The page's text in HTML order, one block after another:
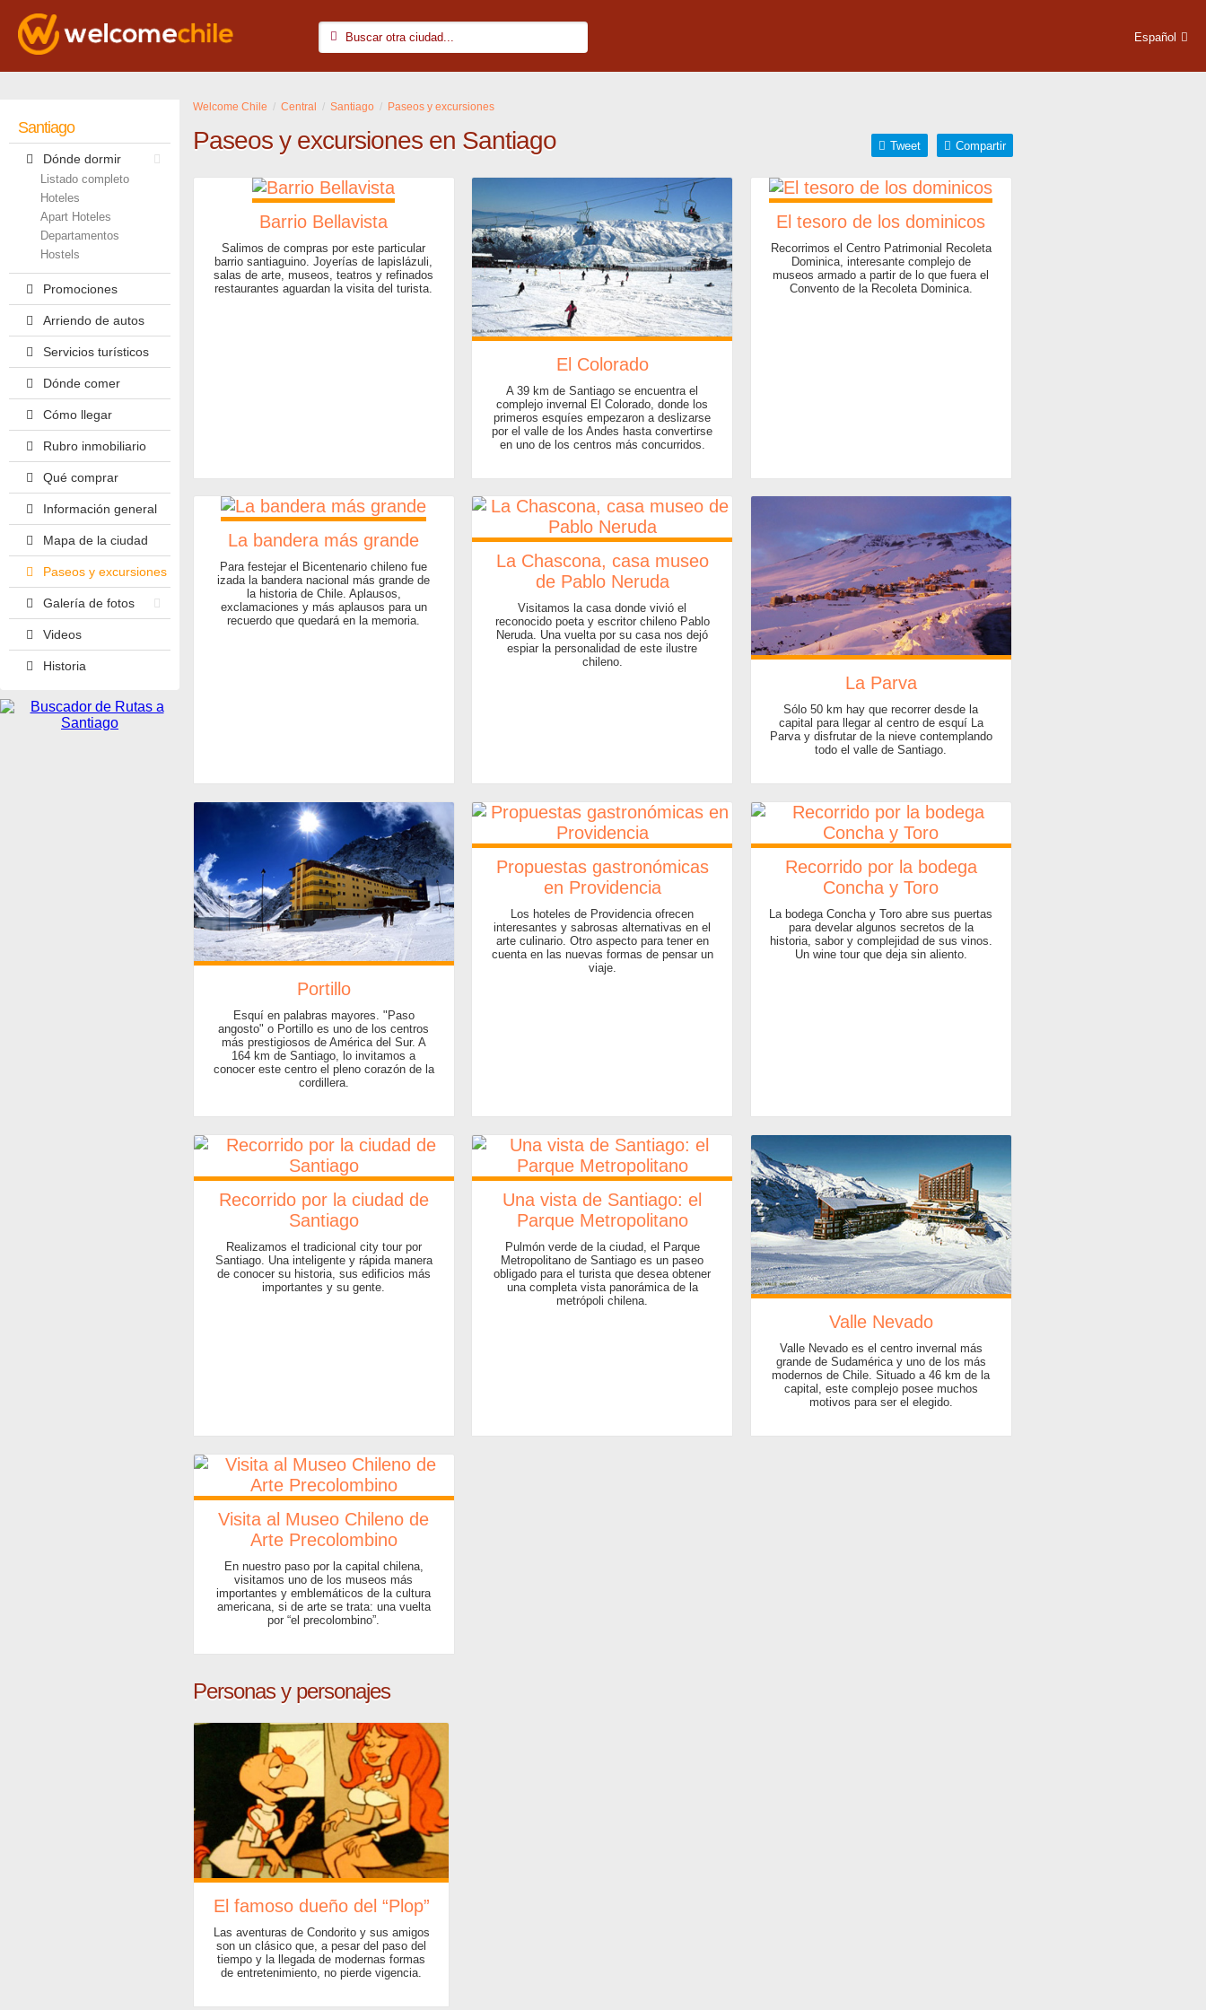
Español
Santiago
Dónde dormir
Listado completo
Hoteles
Apart Hoteles
Departamentos
Hostels
Promociones
Arriendo de autos
Servicios turísticos
Dónde comer
Cómo llegar
Rubro inmobiliario
Qué comprar
Información general
Mapa de la ciudad
Paseos y excursiones
Galería de fotos
Videos
Historia
Welcome Chile Central Santiago Paseos y excursiones
Paseos y excursiones en Santiago Compartir
Tweet
Barrio Bellavista
Salimos de compras por este particular
barrio santiaguino. Joyerías de lapislázuli,
salas de arte, museos, teatros y refinados
restaurantes aguardan la visita del turista.
El Colorado
A 39 km de Santiago se encuentra el
complejo invernal El Colorado, donde los
primeros esquíes empezaron a deslizarse
por el valle de los Andes hasta convertirse
en uno de los centros más concurridos.
El tesoro de los dominicos
Recorrimos el Centro Patrimonial Recoleta
Dominica, interesante complejo de
museos armado a partir de lo que fuera el
Convento de la Recoleta Dominica.
La bandera más grande
Para festejar el Bicentenario chileno fue
izada la bandera nacional más grande de
la historia de Chile. Aplausos,
exclamaciones y más aplausos para un
recuerdo que quedará en la memoria.
La Chascona, casa museo
de Pablo Neruda
Visitamos la casa donde vivió el
reconocido poeta y escritor chileno Pablo
Neruda. Una vuelta por su casa nos dejó
espiar la personalidad de este ilustre
chileno.
La Parva
Sólo 50 km hay que recorrer desde la
capital para llegar al centro de esquí La
Parva y disfrutar de la nieve contemplando
todo el valle de Santiago.
Portillo
Esquí en palabras mayores. "Paso
angosto" o Portillo es uno de los centros
más prestigiosos de América del Sur. A
164 km de Santiago, lo invitamos a
conocer este centro el pleno corazón de la
cordillera.
Propuestas gastronómicas
en Providencia
Los hoteles de Providencia ofrecen
interesantes y sabrosas alternativas en el
arte culinario. Otro aspecto para tener en
cuenta en las nuevas formas de pensar un
viaje.
Recorrido por la bodega
Concha y Toro
La bodega Concha y Toro abre sus puertas
para develar algunos secretos de la
historia, sabor y complejidad de sus vinos.
Un wine tour que deja sin aliento.
Recorrido por la ciudad de
Santiago
Realizamos el tradicional city tour por
Santiago. Una inteligente y rápida manera
de conocer su historia, sus edificios más
importantes y su gente.
Una vista de Santiago: el
Parque Metropolitano
Pulmón verde de la ciudad, el Parque
Metropolitano de Santiago es un paseo
obligado para el turista que desea obtener
una completa vista panorámica de la
metrópoli chilena.
Valle Nevado
Valle Nevado es el centro invernal más
grande de Sudamérica y uno de los más
modernos de Chile. Situado a 46 km de la
capital, este complejo posee muchos
motivos para ser el elegido.
Visita al Museo Chileno de
Arte Precolombino
En nuestro paso por la capital chilena,
visitamos uno de los museos más
importantes y emblemáticos de la cultura
americana, si de arte se trata: una vuelta
por “el precolombino”.
Personas y personajes
El famoso dueño del “Plop”
Las aventuras de Condorito y sus amigos
son un clásico que, a pesar del paso del
tiempo y la llegada de modernas formas
de entretenimiento, no pierde vigencia.